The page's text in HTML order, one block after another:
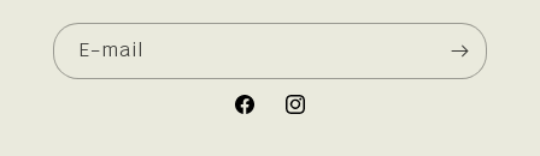
E‑mail
FacebookInstagram